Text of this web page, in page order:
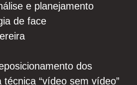
e planejamento
de face
dos
“vídeo sem vídeo”